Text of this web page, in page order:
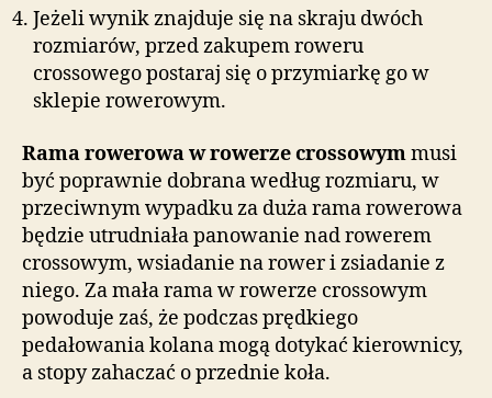
Jeżeli wynik znajduje się na skraju dwóch
rozmiarów, przed zakupem roweru
crossowego postaraj się o przymiarkę go w
sklepie rowerowym.
Rama rowerowa w rowerze crossowymmusi
być poprawnie dobrana według rozmiaru, w
przeciwnym wypadku za duża rama rowerowa
będzie utrudniała panowanie nad rowerem
crossowym, wsiadanie na rower i zsiadanie z
niego. Za mała rama w rowerze crossowym
powoduje zaś, że podczas prędkiego
pedałowania kolana mogą dotykać kierownicy,
a stopy zahaczać o przednie koła.